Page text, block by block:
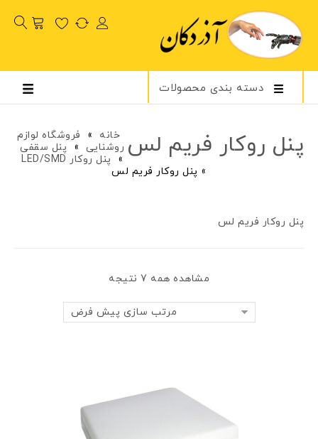
دسته بندی محصولات
پنل روکار فریم لس خانه »
فروشگاه لوازم
روشنایی »
پنل سقفی
»
پنل روکار LED/SMD
» پنل روکار فریم لس
پنل روکار فریم لس
مشاهده همه 7 نتیجه
مرتب سازی پیش فرض